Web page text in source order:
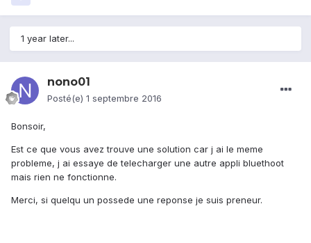
1 year later...
nono01
Posté(e) 1 septembre 2016
Bonsoir,
Est ce que vous avez trouve une solution car j ai le meme
probleme, j ai essaye de telecharger une autre appli bluethoot
mais rien ne fonctionne.
Merci, si quelqu un possede une reponse je suis preneur.